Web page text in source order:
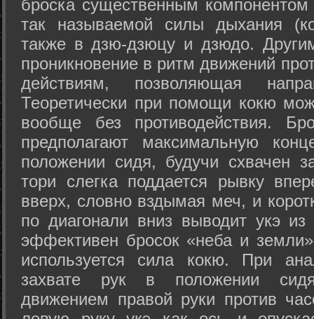
броска существенным компонентом
так называемой силы дыхания
также в дзю-дзюцу и дзюдо.
проникновение в ритм движений
действиям, позволяющая
Теоретически при помощи кокю
вообще без противодействия.
предполагают максимальную
положении сидя, будучи схвачен
тори слегка поддается рывку
вверх, словно вздымая меч, и
по диагонали вниз выводит укэ
эффективен бросок «неба и
используется сила кокю. При
захвате рук в положении
движением правой руки против